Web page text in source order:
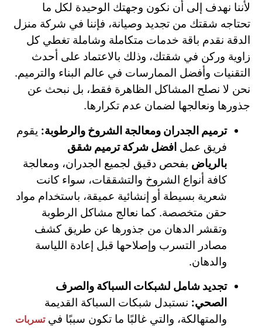
لأننا نهدف إلى أن نكون وجهتك الوحيدة لكل ما
تحتاجه شقتك من تجديد وصيانة، فإننا في شركة منزل
الدقة نقدم باقة خدمات متكاملة وشاملة تغطي كل
زاوية وركن في شقتك، وذلك بالاعتماد على أحدث
التقنيات وأفضل الممارسات في عالم البناء والترميم.
نحن لا نصلح المشاكل الظاهرة فقط، بل نبحث عن
جذورها ونعالجها لضمان عدم تكرارها.
ترميم الجدران ومعالجة الشروخ والرطوبة: يقوم
فريق عمل افضل شركة ترميم شقق
بالرياض بفحص دقيق لجميع الجدران، ومعالجة
كافة أنواع الشروخ والتشققات، سواء كانت
شعرية بسيطة أو إنشائية عميقة، باستخدام مواد
حقن متخصصة. كما نعالج مشاكل الرطوبة
وتقشر الدهان من جذورها عن طريق كشف
مصادر التسرب وإصلاحها قبل إعادة اللياسة
والدهان.
تجديد شامل لشبكات السباكة والصرف
الصحي: نستبدل شبكات السباكة القديمة
والمتهالكة، والتي غالبًا ما تكون سببًا فيتسربات